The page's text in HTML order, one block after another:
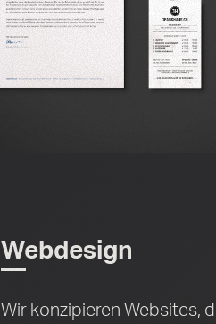
Webdesign
Wir konzipieren Websites,